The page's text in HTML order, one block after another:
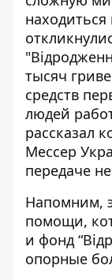
тысяч
средств
людей
рассказал
Мессер
передаче
Напомним,
помощи,
и фонд
опорные